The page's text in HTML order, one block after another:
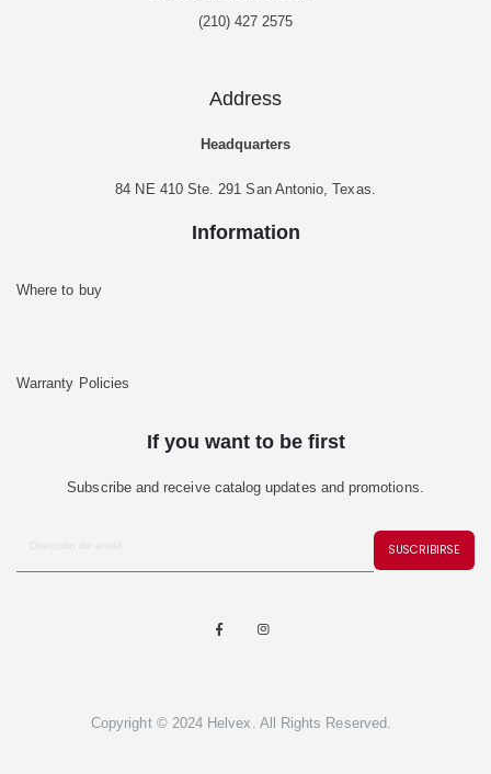
(210) 427 2575
Address
Headquarters
84 NE 410 Ste. 291 San Antonio, Texas.
Information
Where to buy
Warranty Policies
If you want to be first
Subscribe and receive catalog updates and promotions.
SUSCRIBIRSE
Copyright © 2024 Helvex. All Rights Reserved.